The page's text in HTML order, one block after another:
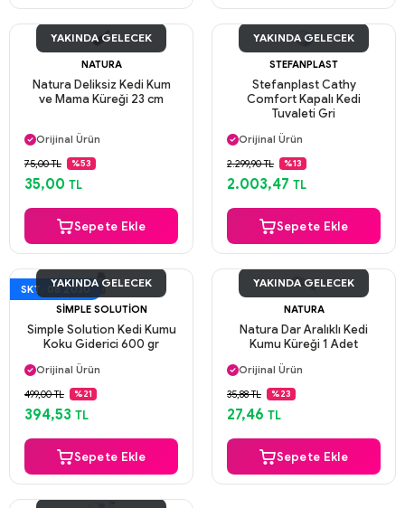
YAKINDA GELECEK
NATURA
Natura Deliksiz Kedi Kum
ve Mama Küreği 23 cm
Orijinal Ürün
Güvenli Ödeme
Aynı Gün Kargo
75,00 TL %53
35,00 TL
Sepete Ekle
YAKINDA GELECEK
STEFANPLAST
Stefanplast Cathy
Comfort Kapalı Kedi
Tuvaleti Gri
Aynı Gün Kargo
Orijinal Ürün
Güvenli Ödeme
Aynı Gün Kargo
2.299,90 TL %13
2.003,47 TL
Sepete Ekle
SKT: 08.2030
YAKINDA GELECEK
SIMPLE SOLUTION
Simple Solution Kedi Kumu
Koku Giderici 600 gr
Aynı Gün Kargo
Orijinal Ürün
Güvenli Ödeme
Aynı Gün Kargo
499,00 TL %21
394,53 TL
Sepete Ekle
YAKINDA GELECEK
NATURA
Natura Dar Aralıklı Kedi
Kumu Küreği 1 Adet
Aynı Gün Kargo
Orijinal Ürün
Güvenli Ödeme
Aynı Gün Kargo
35,88 TL %23
27,46 TL
Sepete Ekle